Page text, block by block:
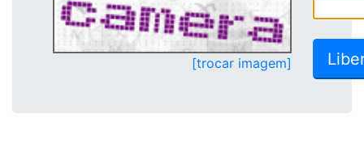
[trocar imagem]